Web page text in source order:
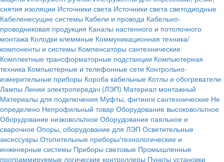
снятия изоляции Источники света Источники света светодиодные
Кабеленесущие системы Кабели и провода Кабельно-
проводниковая продукция Каналы настенного и потолочного
монтажа Колодки клеммные Коммуникационная техника/
компоненты и системы Компенсаторы сантехнические
Комплектные трансформаторные подстанции Компьютерная
техника Компьютерные и телефонные сети Контрольно-
измерительные приборы Короба кабельные Котлы и обогреватели
Лампы Линии электропередач (ЛЭП) Материал монтажный
Материалы для подключения Муфты, фитинги сантехнические Не
определено Непрофильный товар Оборудование высоковольтное
Оборудование низковольтное Оборудование паяльное и
сварочное Опоры, оборудование для ЛЭП Осветительные
аксессуары Отопительные приборы/технологические и
инженерные системы Приборы световые Промышленные
программируемые логические контроллеры Пункты установки